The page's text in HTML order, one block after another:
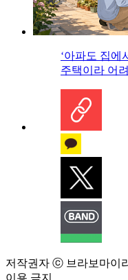
‘아파도 집에
주택이라 어
저작권자 ⓒ 브라보마이